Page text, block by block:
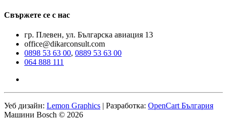
Свържете се с нас
гр. Плевен, ул. Българска авиация 13
office@dikarconsult.com
0898 53 63 00, 0889 53 63 00
064 888 111
Уеб дизайн: Lemon Graphics | Разработка: OpenCart България
Машини Bosch © 2026